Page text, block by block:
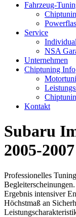
Fahrzeug-
Service
NSA
Unternehmen
Chiptuning Info
Kontakt
Subaru
2005-2007
Professionelles
Ergebnis intensiver
Höchstmaß an